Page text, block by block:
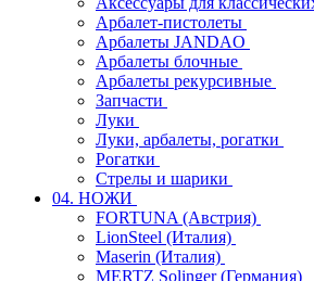
Арбалет-пистолеты
Арбалеты JANDAO
Арбалеты блочные
Арбалеты рекурсивные
Запчасти
Луки
Луки, арбалеты, рогатки
Рогатки
Стрелы и шарики
04. НОЖИ
FORTUNA (Австрия)
LionSteel (Италия)
Maserin (Италия)
MERTZ Solinger (Германия)